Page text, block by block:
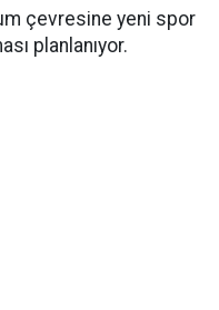
çevresine yeni spor
planlanıyor.